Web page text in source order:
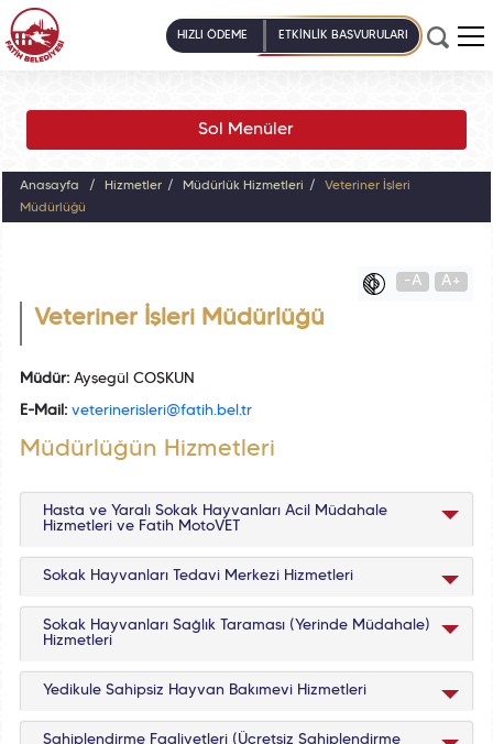
HIZLI ÖDEME ETKİNLİK BAŞVURULARI
Sol Menüler
Anasayfa Hizmetler Müdürlük Hizmetleri
Veteriner İşleri
Müdürlüğü
-A A+
Veteriner İşleri Müdürlüğü
Müdür:Ayşegül COŞKUN
E-Mail: veterinerisleri@fatih.bel.tr
Müdürlüğün Hizmetleri
Hasta ve Yaralı Sokak Hayvanları Acil Müdahale
Hizmetleri ve Fatih MotoVET
Sokak Hayvanları Tedavi Merkezi Hizmetleri
Sokak Hayvanları Sağlık Taraması (Yerinde Müdahale)
Hizmetleri
Yedikule Sahipsiz Hayvan Bakımevi Hizmetleri
Sahiplendirme Faaliyetleri (Ücretsiz Sahiplendirme